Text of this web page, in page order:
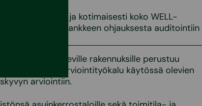
joustavasti ja kotimaisesti koko WELL-
ja hankkeen ohjauksesta auditointiin
käytössä oleville rakennuksille perustuu
kansallinen arviointityökalu käytössä olevien
arviointiin.